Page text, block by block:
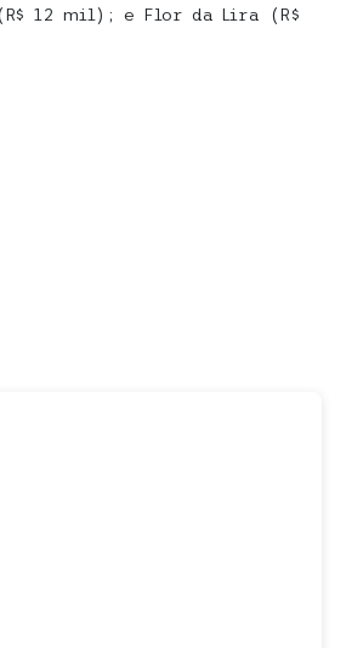
12 mil); e Flor da Lira (R$